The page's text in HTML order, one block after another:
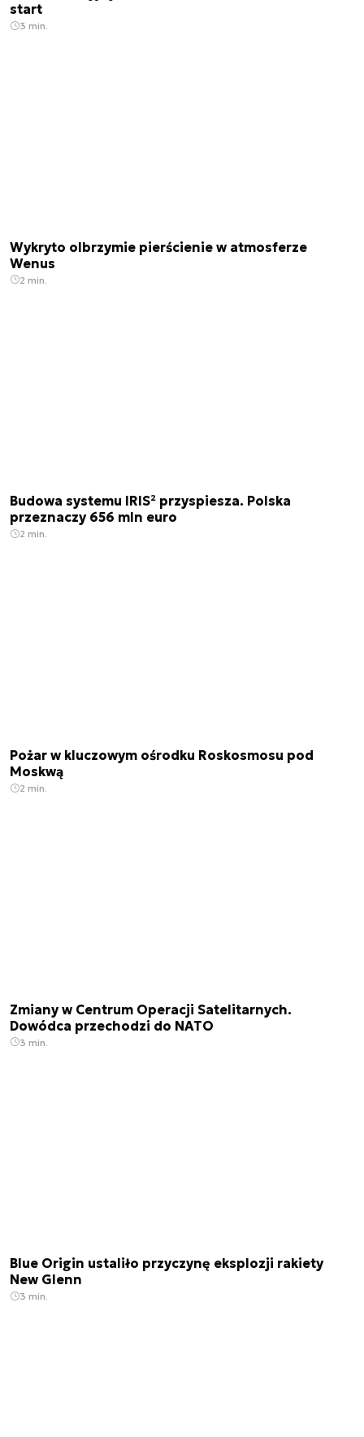
start
3 min.
Wykryto olbrzymie pierścienie w atmosferze
Wenus
2 min.
Budowa systemu IRIS² przyspiesza. Polska
przeznaczy 656 mln euro
2 min.
Pożar w kluczowym ośrodku Roskosmosu pod
Moskwą
2 min.
Zmiany w Centrum Operacji Satelitarnych.
Dowódca przechodzi do NATO
3 min.
Blue Origin ustaliło przyczynę eksplozji rakiety
New Glenn
3 min.